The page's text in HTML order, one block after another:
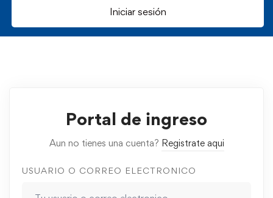
Iniciar sesión
Portal de ingreso
Aun no tienes una cuenta? Registrate aqui
USUARIO O CORREO ELECTRONICO